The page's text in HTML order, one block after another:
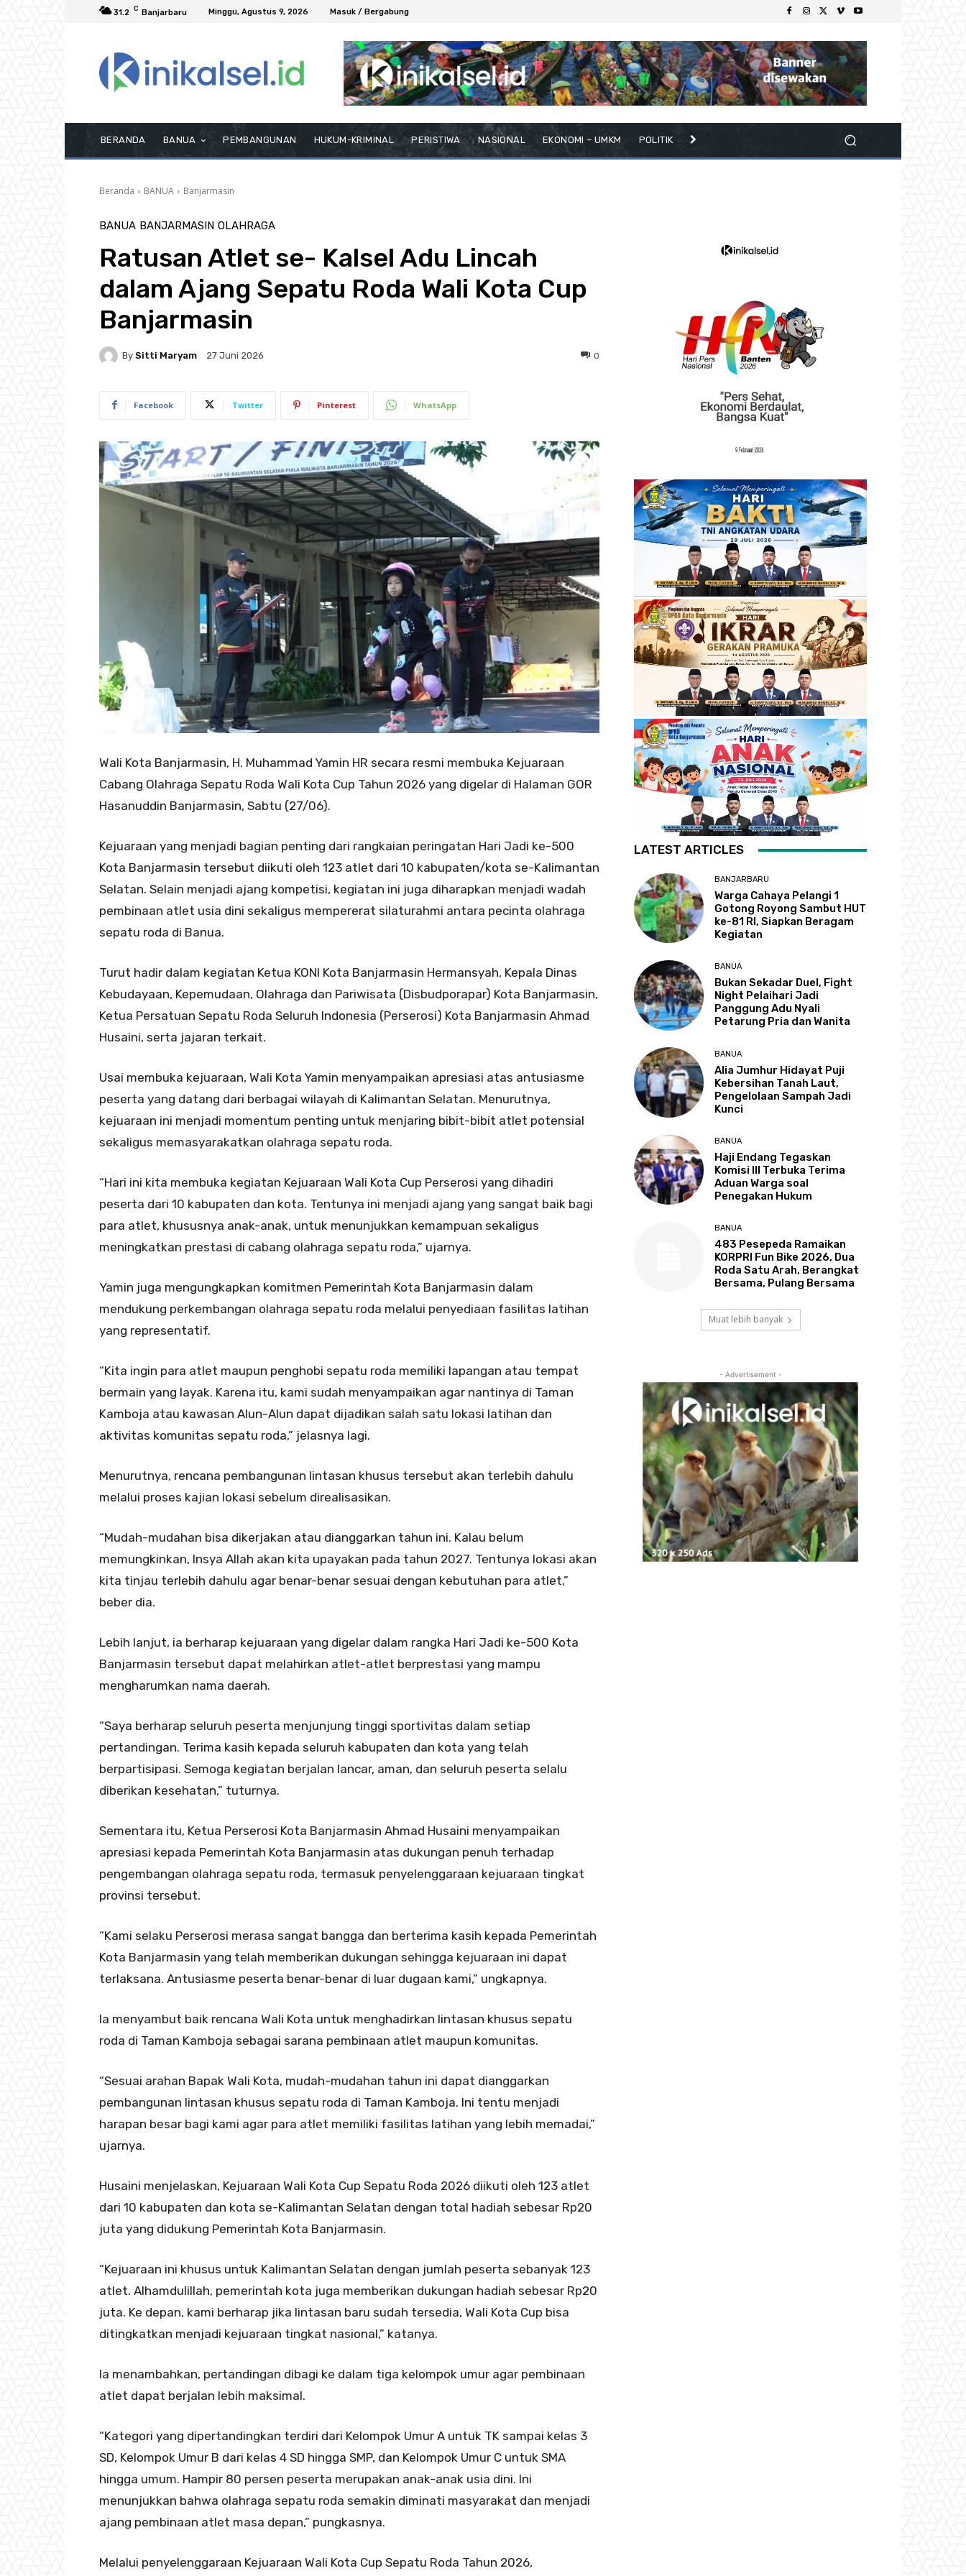
31.2 C Banjarbaru Minggu, Agustus 9, 2026 Masuk / Bergabung
BERANDA BANUA PEMBANGUNAN HUKUM-KRIMINAL PERISTIWA NASIONAL EKONOMI – UMKM POLITIK
Beranda BANUA Banjarmasin
BANUA BANJARMASIN OLAHRAGA
Ratusan Atlet se- Kalsel Adu Lincah
dalam Ajang Sepatu Roda Wali Kota Cup
Banjarmasin
By Sitti Maryam 27 Juni 2026 0
Facebook Twitter Pinterest WhatsApp
Wali Kota Banjarmasin, H. Muhammad Yamin HR secara resmi membuka Kejuaraan
Cabang Olahraga Sepatu Roda Wali Kota Cup Tahun 2026 yang digelar di Halaman GOR
Hasanuddin Banjarmasin, Sabtu (27/06).
Kejuaraan yang menjadi bagian penting dari rangkaian peringatan Hari Jadi ke-500
Kota Banjarmasin tersebut diikuti oleh 123 atlet dari 10 kabupaten/kota se-Kalimantan
Selatan. Selain menjadi ajang kompetisi, kegiatan ini juga diharapkan menjadi wadah
pembinaan atlet usia dini sekaligus mempererat silaturahmi antara pecinta olahraga
sepatu roda di Banua.
Turut hadir dalam kegiatan Ketua KONI Kota Banjarmasin Hermansyah, Kepala Dinas
Kebudayaan, Kepemudaan, Olahraga dan Pariwisata (Disbudporapar) Kota Banjarmasin,
Ketua Persatuan Sepatu Roda Seluruh Indonesia (Perserosi) Kota Banjarmasin Ahmad
Husaini, serta jajaran terkait.
Usai membuka kejuaraan, Wali Kota Yamin menyampaikan apresiasi atas antusiasme
peserta yang datang dari berbagai wilayah di Kalimantan Selatan. Menurutnya,
kejuaraan ini menjadi momentum penting untuk menjaring bibit-bibit atlet potensial
sekaligus memasyarakatkan olahraga sepatu roda.
“Hari ini kita membuka kegiatan Kejuaraan Wali Kota Cup Perserosi yang dihadiri
peserta dari 10 kabupaten dan kota. Tentunya ini menjadi ajang yang sangat baik bagi
para atlet, khususnya anak-anak, untuk menunjukkan kemampuan sekaligus
meningkatkan prestasi di cabang olahraga sepatu roda,” ujarnya.
Yamin juga mengungkapkan komitmen Pemerintah Kota Banjarmasin dalam
mendukung perkembangan olahraga sepatu roda melalui penyediaan fasilitas latihan
yang representatif.
“Kita ingin para atlet maupun penghobi sepatu roda memiliki lapangan atau tempat
bermain yang layak. Karena itu, kami sudah menyampaikan agar nantinya di Taman
Kamboja atau kawasan Alun-Alun dapat dijadikan salah satu lokasi latihan dan
aktivitas komunitas sepatu roda,” jelasnya lagi.
Menurutnya, rencana pembangunan lintasan khusus tersebut akan terlebih dahulu
melalui proses kajian lokasi sebelum direalisasikan.
“Mudah-mudahan bisa dikerjakan atau dianggarkan tahun ini. Kalau belum
memungkinkan, Insya Allah akan kita upayakan pada tahun 2027. Tentunya lokasi akan
kita tinjau terlebih dahulu agar benar-benar sesuai dengan kebutuhan para atlet,”
beber dia.
Lebih lanjut, ia berharap kejuaraan yang digelar dalam rangka Hari Jadi ke-500 Kota
Banjarmasin tersebut dapat melahirkan atlet-atlet berprestasi yang mampu
mengharumkan nama daerah.
“Saya berharap seluruh peserta menjunjung tinggi sportivitas dalam setiap
pertandingan. Terima kasih kepada seluruh kabupaten dan kota yang telah
berpartisipasi. Semoga kegiatan berjalan lancar, aman, dan seluruh peserta selalu
diberikan kesehatan,” tuturnya.
Sementara itu, Ketua Perserosi Kota Banjarmasin Ahmad Husaini menyampaikan
apresiasi kepada Pemerintah Kota Banjarmasin atas dukungan penuh terhadap
pengembangan olahraga sepatu roda, termasuk penyelenggaraan kejuaraan tingkat
provinsi tersebut.
“Kami selaku Perserosi merasa sangat bangga dan berterima kasih kepada Pemerintah
Kota Banjarmasin yang telah memberikan dukungan sehingga kejuaraan ini dapat
terlaksana. Antusiasme peserta benar-benar di luar dugaan kami,” ungkapnya.
Ia menyambut baik rencana Wali Kota untuk menghadirkan lintasan khusus sepatu
roda di Taman Kamboja sebagai sarana pembinaan atlet maupun komunitas.
“Sesuai arahan Bapak Wali Kota, mudah-mudahan tahun ini dapat dianggarkan
pembangunan lintasan khusus sepatu roda di Taman Kamboja. Ini tentu menjadi
harapan besar bagi kami agar para atlet memiliki fasilitas latihan yang lebih memadai,”
ujarnya.
Husaini menjelaskan, Kejuaraan Wali Kota Cup Sepatu Roda 2026 diikuti oleh 123 atlet
dari 10 kabupaten dan kota se-Kalimantan Selatan dengan total hadiah sebesar Rp20
juta yang didukung Pemerintah Kota Banjarmasin.
“Kejuaraan ini khusus untuk Kalimantan Selatan dengan jumlah peserta sebanyak 123
atlet. Alhamdulillah, pemerintah kota juga memberikan dukungan hadiah sebesar Rp20
juta. Ke depan, kami berharap jika lintasan baru sudah tersedia, Wali Kota Cup bisa
ditingkatkan menjadi kejuaraan tingkat nasional,” katanya.
Ia menambahkan, pertandingan dibagi ke dalam tiga kelompok umur agar pembinaan
atlet dapat berjalan lebih maksimal.
“Kategori yang dipertandingkan terdiri dari Kelompok Umur A untuk TK sampai kelas 3
SD, Kelompok Umur B dari kelas 4 SD hingga SMP, dan Kelompok Umur C untuk SMA
hingga umum. Hampir 80 persen peserta merupakan anak-anak usia dini. Ini
menunjukkan bahwa olahraga sepatu roda semakin diminati masyarakat dan menjadi
ajang pembinaan atlet masa depan,” pungkasnya.
Melalui penyelenggaraan Kejuaraan Wali Kota Cup Sepatu Roda Tahun 2026,
LATEST ARTICLES
BANJARBARU
Warga Cahaya Pelangi 1
Gotong Royong Sambut HUT
ke-81 RI, Siapkan Beragam
Kegiatan
BANUA
Bukan Sekadar Duel, Fight
Night Pelaihari Jadi
Panggung Adu Nyali
Petarung Pria dan Wanita
BANUA
Alia Jumhur Hidayat Puji
Kebersihan Tanah Laut,
Pengelolaan Sampah Jadi
Kunci
BANUA
Haji Endang Tegaskan
Komisi III Terbuka Terima
Aduan Warga soal
Penegakan Hukum
BANUA
483 Pesepeda Ramaikan
KORPRI Fun Bike 2026, Dua
Roda Satu Arah, Berangkat
Bersama, Pulang Bersama
Muat lebih banyak
- Advertisement -